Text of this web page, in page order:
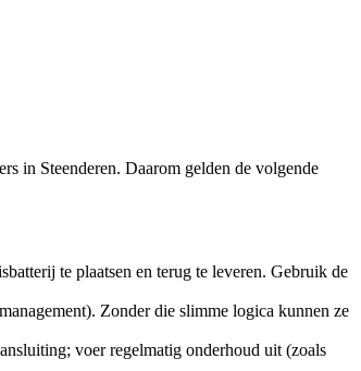
in Steenderen. Daarom gelden de volgende
te plaatsen en terug te leveren. Gebruik de
Zonder die slimme logica kunnen ze
voer regelmatig onderhoud uit (zoals